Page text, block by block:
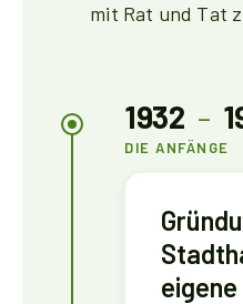
mit Rat und Tat
1932 –
DIE ANFÄNGE